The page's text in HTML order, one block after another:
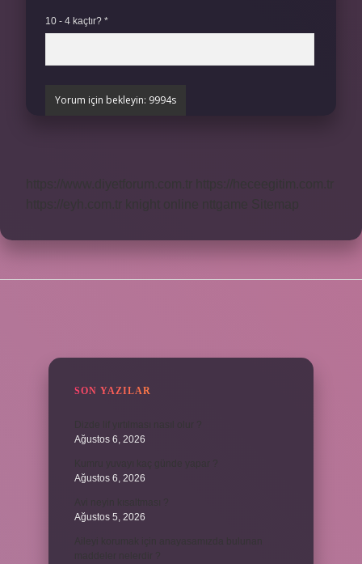
10 - 4 kaçtır? *
SON YAZILAR
Ağustos 6, 2026
Ağustos 6, 2026
Ağustos 5, 2026